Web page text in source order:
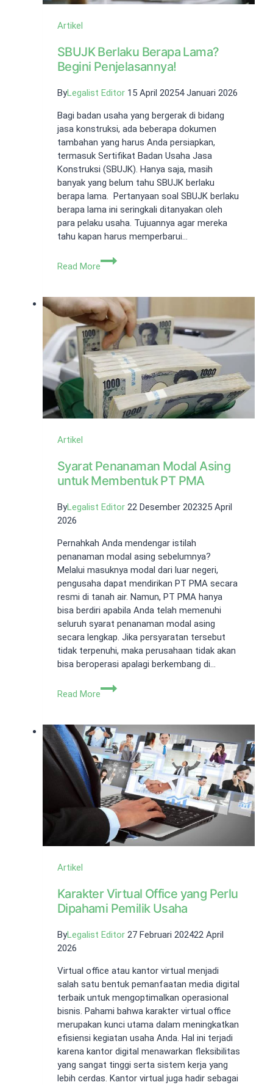
Artikel
SBUJK Berlaku Berapa Lama?
Begini Penjelasannya!
ByLegalist Editor 15 April 20254 Januari 2026
Bagi badan usaha yang bergerak di bidang
jasa konstruksi, ada beberapa dokumen
tambahan yang harus Anda persiapkan,
termasuk Sertifikat Badan Usaha Jasa
Konstruksi (SBUJK). Hanya saja, masih
banyak yang belum tahu SBUJK berlaku
berapa lama. Pertanyaan soal SBUJK berlaku
berapa lama ini seringkali ditanyakan oleh
para pelaku usaha. Tujuannya agar mereka
tahu kapan harus memperbarui…
Read More
SBUJK
Lama?
Begini
Penjelasannya!
Artikel
Syarat Penanaman Modal Asing
untuk Membentuk PT PMA
ByLegalist Editor 22 Desember 202325 April
2026
Pernahkah Anda mendengar istilah
penanaman modal asing sebelumnya?
Melalui masuknya modal dari luar negeri,
pengusaha dapat mendirikan PT PMA secara
resmi di tanah air. Namun, PT PMA hanya
bisa berdiri apabila Anda telah memenuhi
seluruh syarat penanaman modal asing
secara lengkap. Jika persyaratan tersebut
tidak terpenuhi, maka perusahaan tidak akan
bisa beroperasi apalagi berkembang di…
Read More
Syarat
Asing
untuk
Membentuk
PT
PMA
Artikel
Karakter Virtual Office yang Perlu
Dipahami Pemilik Usaha
ByLegalist Editor 27 Februari 202422 April
2026
Virtual office atau kantor virtual menjadi
salah satu bentuk pemanfaatan media digital
terbaik untuk mengoptimalkan operasional
bisnis. Pahami bahwa karakter virtual office
merupakan kunci utama dalam meningkatkan
efisiensi kegiatan usaha Anda. Hal ini terjadi
karena kantor digital menawarkan fleksibilitas
yang sangat tinggi serta sistem kerja yang
lebih cerdas. Kantor virtual juga hadir sebagai